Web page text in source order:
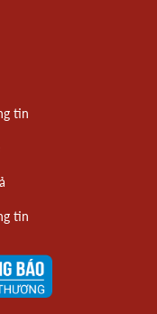
tin
tin